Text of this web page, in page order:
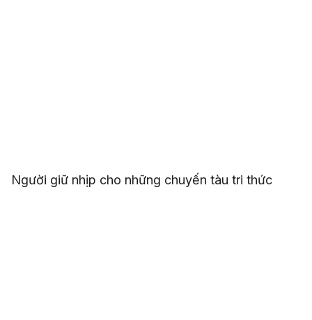
Người giữ nhịp cho những chuyến tàu tri thức